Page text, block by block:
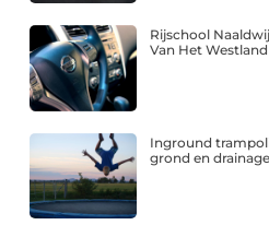
Rijschool
Van Het Westland
Inground
grond en drainage